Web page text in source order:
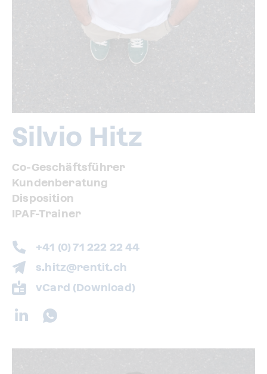
Silvio Hitz
Co-Geschäftsführer
Kundenberatung
Disposition
IPAF-Trainer
+41 (0) 71 222 22 44
s.hitz@rentit.ch
vCard (Download)